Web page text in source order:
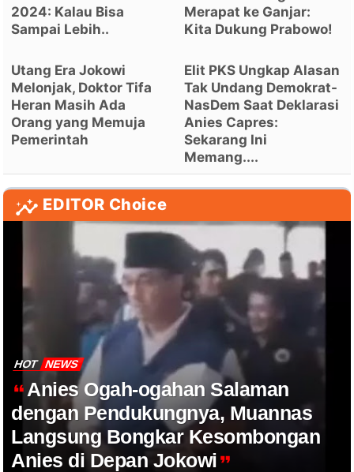
2024: Kalau Bisa
Sampai Lebih..
Merapat ke Ganjar:
Kita Dukung Prabowo!
Utang Era Jokowi
Melonjak, Doktor Tifa
Heran Masih Ada
Orang yang Memuja
Pemerintah
Elit PKS Ungkap Alasan
Tak Undang Demokrat-
NasDem Saat Deklarasi
Anies Capres:
Sekarang Ini
Memang....
EDITOR Choice
HOT NEWS
Anies Ogah-ogahan Salaman
dengan Pendukungnya, Muannas
Langsung Bongkar Kesombongan
Anies di Depan Jokowi